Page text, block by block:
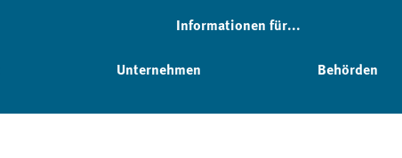
Informationen für...
Unternehmen Behörden